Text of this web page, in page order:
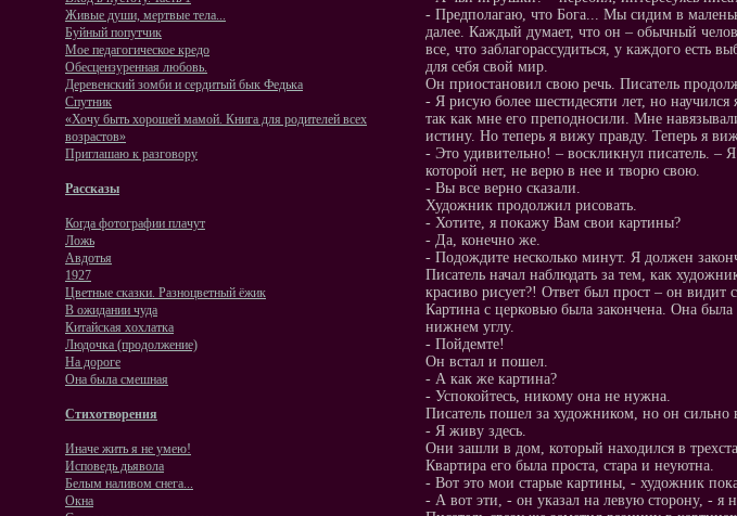
Живые души, мертвые тела...
Буйный попутчик
Мое педагогическое кредо
Обесцензуренная любовь.
Деревенский зомби и сердитый бык Федька
Спутник
«Хочу быть хорошей мамой. Книга для родителей всех
возрастов»
Приглашаю к разговору
Рассказы
Когда фотографии плачут
Ложь
Авдотья
1927
Цветные сказки. Разноцветный ёжик
В ожидании чуда
Китайская хохлатка
Людочка (продолжение)
На‭ ‬дороге
Она была смешная
Стихотворения
Иначе жить я не умею!
Исповедь дьявола
Белым наливом снега...
Окна
- Предполагаю, что Бога... Мы сидим в
далее. Каждый думает, что он – обычный
все, что заблагорассудиться, у каждого есть
для себя свой мир.
Он приостановил свою речь. Писатель
- Я рисую более шестидесяти лет, но научился
так как мне его преподносили. Мне
истину. Но теперь я вижу правду. Теперь я
- Это удивительно! – воскликнул писатель. –
которой нет, не верю в нее и творю свою.
- Вы все верно сказали.
Художник продолжил рисовать.
- Хотите, я покажу Вам свои картины?
- Да, конечно же.
- Подождите несколько минут. Я должен
Писатель начал наблюдать за тем, как
красиво рисует?! Ответ был прост – он видит
Картина с церковью была закончена. Она
нижнем углу.
- Пойдемте!
Он встал и пошел.
- А как же картина?
- Успокойтесь, никому она не нужна.
Писатель пошел за художником, но он сильно
- Я живу здесь.
Они зашли в дом, который находился в
Квартира его была проста, стара и неуютна.
- Вот это мои старые картины, - художник
- А вот эти, - он указал на левую сторону, - я